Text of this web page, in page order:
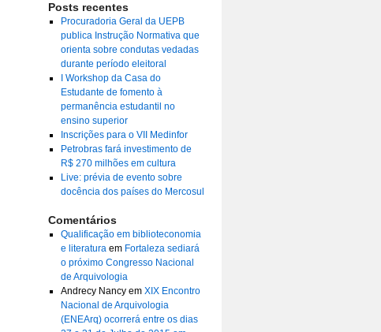
Posts recentes
Procuradoria Geral da UEPB
publica Instrução Normativa que
orienta sobre condutas vedadas
durante período eleitoral
I Workshop da Casa do
Estudante de fomento à
permanência estudantil no
ensino superior
Inscrições para o VII Medinfor
Petrobras fará investimento de
R$ 270 milhões em cultura
Live: prévia de evento sobre
docência dos países do Mercosul
Comentários
Qualificação em biblioteconomia
e literaturaem Fortaleza sediará
o próximo Congresso Nacional
de Arquivologia
Andrecy Nancyem XIX Encontro
Nacional de Arquivologia
(ENEArq) ocorrerá entre os dias